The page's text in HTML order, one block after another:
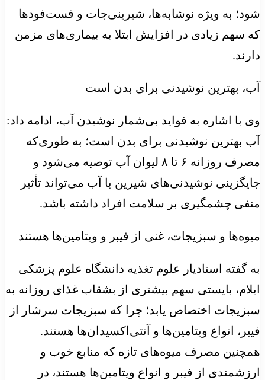
شود؛ به ویژه نوشابه‌ها، شیرینی‌جات و فست‌فودها
که سهم زیادی در افزایش ابتلا به بیماری‌های مزمن
دارند.
آب، بهترین نوشیدنی برای بدن است
وی با اشاره به فواید بی‌شمار نوشیدن آب، ادامه داد:
آب بهترین نوشیدنی برای بدن است؛ به طوری‌که
مصرف روزانه ۶ تا ۸ لیوان آب توصیه می‌شود و
جایگزینی نوشیدنی‌های شیرین با آب می‌تواند تأثیر
منفی چشمگیری بر سلامت افراد داشته باشد.
میوه‌ها و سبزیجات، غنی از فیبر و ویتامین‌ها هستند
به گفته استادیار علوم تغذیه دانشگاه علوم پزشکی
ایلام، بایستی سهم بیشتری از بشقاب غذای روزانه به
سبزیجات اختصاص یابد؛ چرا که سبزیجات سرشار از
فیبر، انواع ویتامین‌ها و آنتی‌اکسیدان‌ها هستند.
همچنین مصرف میوه‌های تازه که منابع خوب و
ارزشمندی از فیبر و انواع ویتامین‌ها هستند، در